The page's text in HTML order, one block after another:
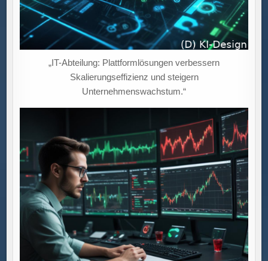
„IT-Abteilung: Plattformlösungen verbessern
Skalierungseffizienz und steigern
Unternehmenswachstum.“